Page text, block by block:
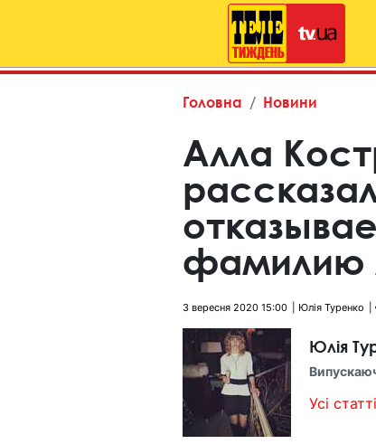
Головна Новини
Алла
фамилию
3 вересня 2020 15:00 Юлія Туренко
Юлія
Усі